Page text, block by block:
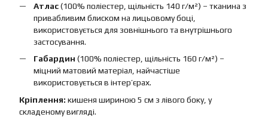
Атлас(100% поліестер, щільність 140 г/м²) – тканина з
привабливим блиском на лицьовому боці,
використовується для зовнішнього та внутрішнього
застосування.
Габардин (100% поліестер, щільність 160 г/м²) –
міцний матовий матеріал, найчастіше
використовується в інтер’єрах.
Кріплення: кишеня шириною 5 см з лівого боку, у
складеному вигляді.